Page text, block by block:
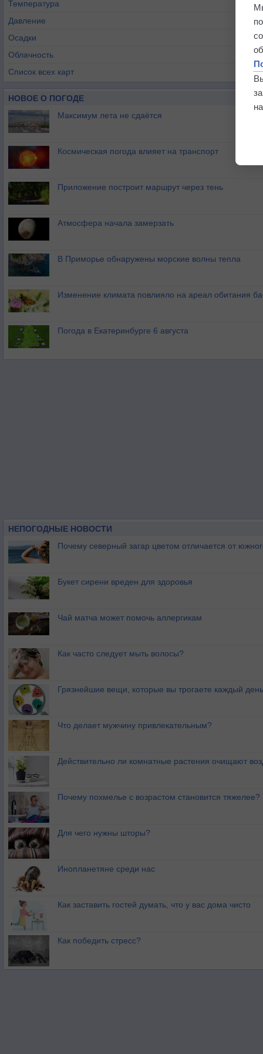
Температура
Давление
Осадки
Облачность
Список всех карт
НОВОЕ О ПОГОДЕ
Максимум лета не сдаётся
Космическая погода влияет на транспорт
Приложение построит маршрут через тень
Атмосфера начала замерзать
В Приморье обнаружены морские волны тепла
Изменение климата повлияло на ареал обитания
Погода в Екатеринбурге 6 августа
НЕПОГОДНЫЕ НОВОСТИ
Почему северный загар цветом отличается от
Букет сирени вреден для здоровья
Чай матча может помочь аллергикам
Как часто следует мыть волосы?
Грязнейшие вещи, которые вы трогаете каждый день
Что делает мужчину привлекательным?
Действительно ли комнатные растения очищают
Почему похмелье с возрастом становится тяжелее?
Для чего нужны шторы?
Инопланетяне среди нас
Как заставить гостей думать, что у вас дома чисто
Как победить стресс?